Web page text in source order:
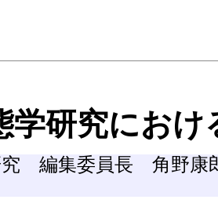
学研究にお
究 編集委員長 角野康